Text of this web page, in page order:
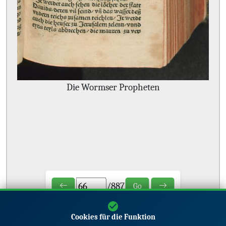
Die Wormser Propheten
/887 Go
Cookies für die Funktion